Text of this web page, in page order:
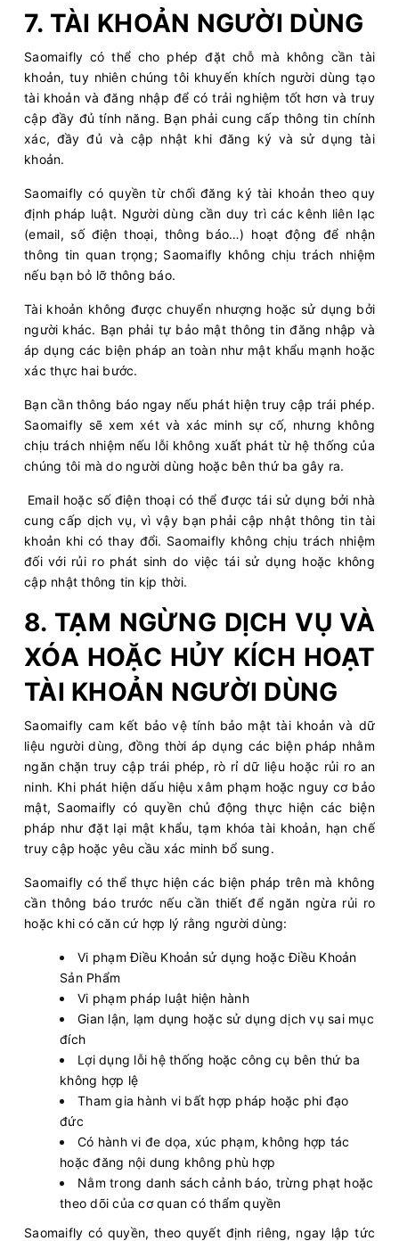
7. TÀI KHOẢN NGƯỜI DÙNG
Saomaifly có thể cho phép đặt chỗ mà không cần tài
khoản, tuy nhiên chúng tôi khuyến khích người dùng tạo
tài khoản và đăng nhập để có trải nghiệm tốt hơn và truy
cập đầy đủ tính năng. Bạn phải cung cấp thông tin chính
xác, đầy đủ và cập nhật khi đăng ký và sử dụng tài
khoản.
Saomaifly có quyền từ chối đăng ký tài khoản theo quy
định pháp luật. Người dùng cần duy trì các kênh liên lạc
(email, số điện thoại, thông báo…) hoạt động để nhận
thông tin quan trọng; Saomaifly không chịu trách nhiệm
nếu bạn bỏ lỡ thông báo.
Tài khoản không được chuyển nhượng hoặc sử dụng bởi
người khác. Bạn phải tự bảo mật thông tin đăng nhập và
áp dụng các biện pháp an toàn như mật khẩu mạnh hoặc
xác thực hai bước.
Bạn cần thông báo ngay nếu phát hiện truy cập trái phép.
Saomaifly sẽ xem xét và xác minh sự cố, nhưng không
chịu trách nhiệm nếu lỗi không xuất phát từ hệ thống của
chúng tôi mà do người dùng hoặc bên thứ ba gây ra.
Email hoặc số điện thoại có thể được tái sử dụng bởi nhà
cung cấp dịch vụ, vì vậy bạn phải cập nhật thông tin tài
khoản khi có thay đổi. Saomaifly không chịu trách nhiệm
đối với rủi ro phát sinh do việc tái sử dụng hoặc không
cập nhật thông tin kịp thời.
8. TẠM NGỪNG DỊCH VỤ VÀ
XÓA HOẶC HỦY KÍCH HOẠT
TÀI KHOẢN NGƯỜI DÙNG
Saomaifly cam kết bảo vệ tính bảo mật tài khoản và dữ
liệu người dùng, đồng thời áp dụng các biện pháp nhằm
ngăn chặn truy cập trái phép, rò rỉ dữ liệu hoặc rủi ro an
ninh. Khi phát hiện dấu hiệu xâm phạm hoặc nguy cơ bảo
mật, Saomaifly có quyền chủ động thực hiện các biện
pháp như đặt lại mật khẩu, tạm khóa tài khoản, hạn chế
truy cập hoặc yêu cầu xác minh bổ sung.
Saomaifly có thể thực hiện các biện pháp trên mà không
cần thông báo trước nếu cần thiết để ngăn ngừa rủi ro
hoặc khi có căn cứ hợp lý rằng người dùng:
Vi phạm Điều Khoản sử dụng hoặc Điều Khoản
Sản Phẩm
Vi phạm pháp luật hiện hành
Gian lận, lạm dụng hoặc sử dụng dịch vụ sai mục
đích
Lợi dụng lỗi hệ thống hoặc công cụ bên thứ ba
không hợp lệ
Tham gia hành vi bất hợp pháp hoặc phi đạo
đức
Có hành vi đe dọa, xúc phạm, không hợp tác
hoặc đăng nội dung không phù hợp
Nằm trong danh sách cảnh báo, trừng phạt hoặc
theo dõi của cơ quan có thẩm quyền
Saomaifly có quyền, theo quyết định riêng, ngay lập tức